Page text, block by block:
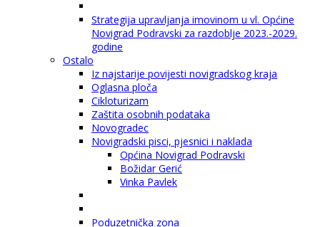
Strategija upravljanja imovinom u vl. Općine
Novigrad Podravski za razdoblje 2023.-2029.
godine
Ostalo
Iz najstarije povijesti novigradskog kraja
Oglasna ploča
Cikloturizam
Zaštita osobnih podataka
Novogradec
Novigradski pisci, pjesnici i naklada
Općina Novigrad Podravski
Božidar Gerić
Vinka Pavlek
Poduzetnička zona